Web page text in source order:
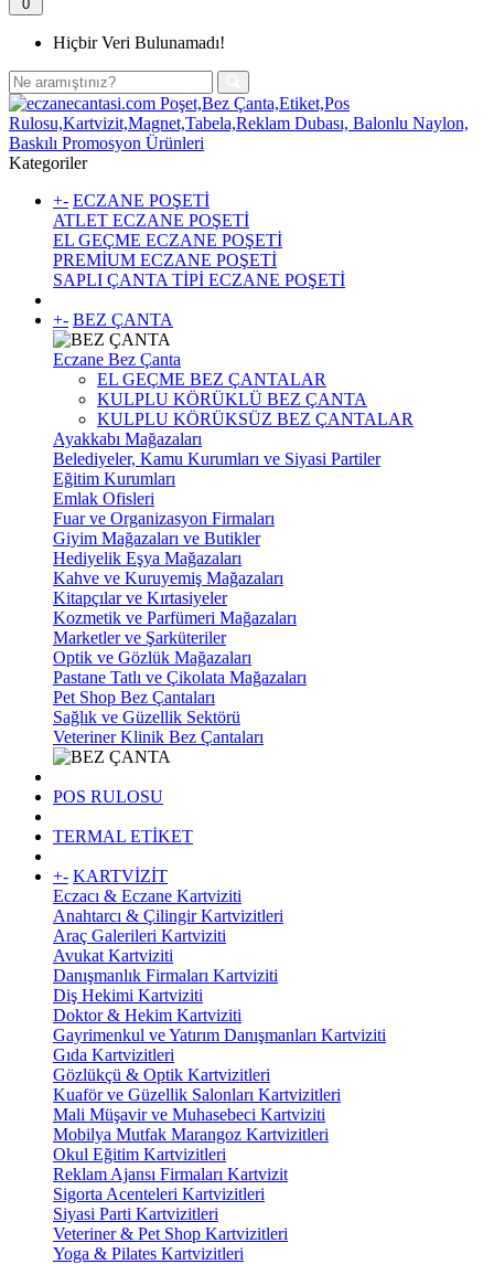
0
Hiçbir Veri Bulunamadı!
Kategoriler
+- ECZANE POŞETİ
ATLET ECZANE POŞETİ
EL GEÇME ECZANE POŞETİ
PREMİUM ECZANE POŞETİ
SAPLI ÇANTA TİPİ ECZANE POŞETİ
+- BEZ ÇANTA
Eczane Bez Çanta
EL GEÇME BEZ ÇANTALAR
KULPLU KÖRÜKLÜ BEZ ÇANTA
KULPLU KÖRÜKSÜZ BEZ ÇANTALAR
Ayakkabı Mağazaları
Belediyeler, Kamu Kurumları ve Siyasi Partiler
Eğitim Kurumları
Emlak Ofisleri
Fuar ve Organizasyon Firmaları
Giyim Mağazaları ve Butikler
Hediyelik Eşya Mağazaları
Kahve ve Kuruyemiş Mağazaları
Kitapçılar ve Kırtasiyeler
Kozmetik ve Parfümeri Mağazaları
Marketler ve Şarküteriler
Optik ve Gözlük Mağazaları
Pastane Tatlı ve Çikolata Mağazaları
Pet Shop Bez Çantaları
Sağlık ve Güzellik Sektörü
Veteriner Klinik Bez Çantaları
POS RULOSU
TERMAL ETİKET
+- KARTVİZİT
Eczacı & Eczane Kartviziti
Anahtarcı & Çilingir Kartvizitleri
Araç Galerileri Kartviziti
Avukat Kartviziti
Danışmanlık Firmaları Kartviziti
Diş Hekimi Kartviziti
Doktor & Hekim Kartviziti
Gayrimenkul ve Yatırım Danışmanları Kartviziti
Gıda Kartvizitleri
Gözlükçü & Optik Kartvizitleri
Kuaför ve Güzellik Salonları Kartvizitleri
Mali Müşavir ve Muhasebeci Kartviziti
Mobilya Mutfak Marangoz Kartvizitleri
Okul Eğitim Kartvizitleri
Reklam Ajansı Firmaları Kartvizit
Sigorta Acenteleri Kartvizitleri
Siyasi Parti Kartvizitleri
Veteriner & Pet Shop Kartvizitleri
Yoga & Pilates Kartvizitleri